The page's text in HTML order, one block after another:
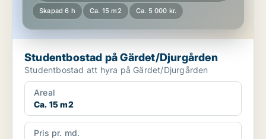
Skapad 6 h Ca. 15 m2 Ca. 5 000 kr.
Studentbostad på Gärdet/Djurgården
Studentbostad att hyra på Gärdet/Djurgården
Areal
Ca. 15 m2
Pris pr. md.